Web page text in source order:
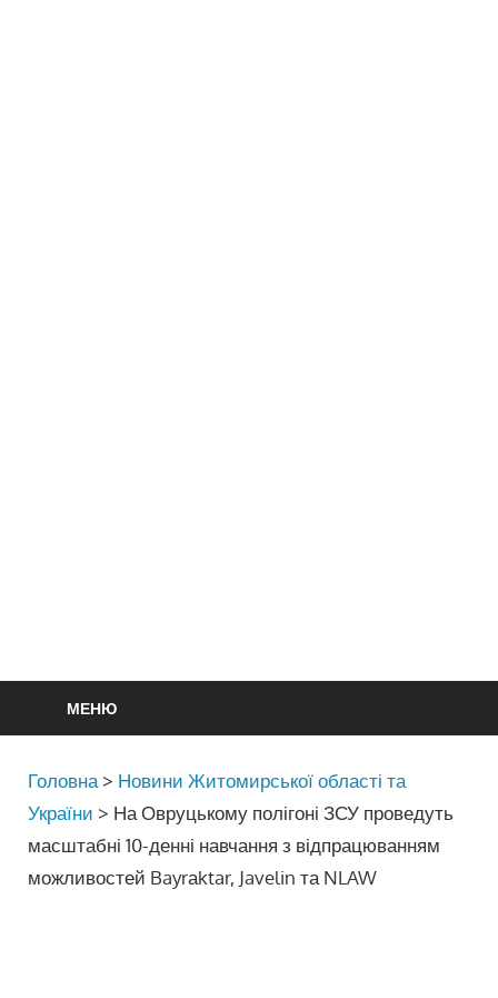
МЕНЮ
Головна > Новини Житомирської області та
України > На Овруцькому полігоні ЗСУ проведуть
масштабні 10-денні навчання з відпрацюванням
можливостей Bayrаktar, Javelin та NLAW